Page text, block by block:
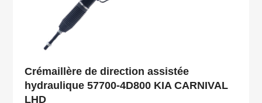
Crémaillère de direction assistée
hydraulique 57700-4D800 KIA CARNIVAL
LHD